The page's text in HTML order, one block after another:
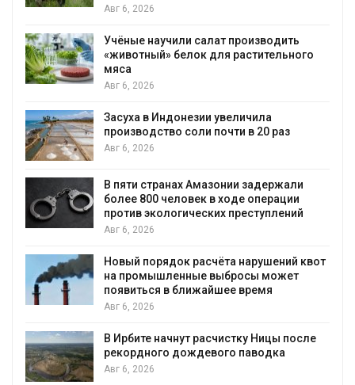
Авг 6, 2026
Учёные научили салат производить
«животный» белок для растительного
мяса
Авг 6, 2026
Засуха в Индонезии увеличила
производство соли почти в 20 раз
Авг 6, 2026
В пяти странах Амазонии задержали
более 800 человек в ходе операции
против экологических преступлений
Авг 6, 2026
Новый порядок расчёта нарушений квот
на промышленные выбросы может
появиться в ближайшее время
Авг 6, 2026
В Ирбите начнут расчистку Ницы после
рекордного дождевого паводка
Авг 6, 2026